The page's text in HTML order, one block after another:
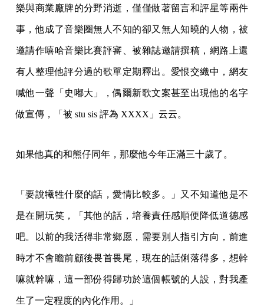
樂與商業廠牌的分野消逝，僅僅做著留言和評星等兩件
事，他成了音樂圈無人不知的卻又無人知曉的人物，被
邀請作嘻哈音樂比賽評審、被雜誌邀請撰稿，網路上還
有人整理他評分過的歌單定期釋出。愛恨交織中，網友
喊他一聲「史嘟大」，偶爾新歌文案甚至出現他的名字
做宣傳，「被 stu sis 評為 XXXX」云云。
如果他真的和熊仔同年，那麼他今年正滿三十歲了。
「要說犧牲什麼的話，愛情比較多。」又不知道他是不
是在開玩笑，「其他的話，培養責任感順便降低道德感
吧。以前的我活得非常鄉愿，需要別人指引方向，前進
時才不會瞻前顧後畏首畏尾，現在的話俐落得多，想幹
嘛就幹嘛，這一部份得歸功於這個帳號的人設，對我產
生了一定程度的內化作用。」